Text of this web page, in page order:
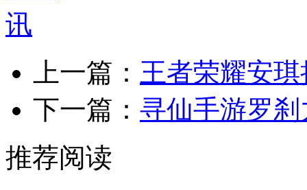
上一篇： 王者荣耀安
下一篇： 寻仙手游罗
推荐阅读